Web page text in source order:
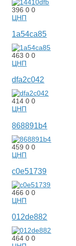
39600
ЦНП
1a54ca85
46300
ЦНП
dfa2c042
41400
ЦНП
868891b4
45900
ЦНП
c0e51739
46600
ЦНП
012de882
46400